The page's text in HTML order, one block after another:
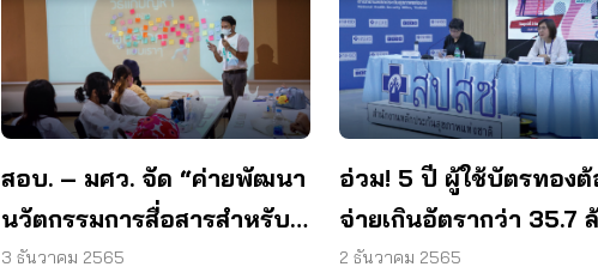
สอบ. – มศว. จัด “ค่ายพัฒนา
นวัตกรรมการสื่อสารสำหรับ
คนรุ่นใหม่”
3 ธันวาคม 2565
อ่วม! 5 ปี ผู้ใช้บัตรทองต้
จ่ายเกินอัตรากว่า 35.7
บาท สปสช. สอบ. ร่วมแก้
2 ธันวาคม 2565